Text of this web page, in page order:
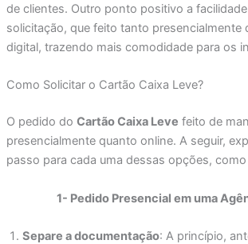
de clientes. Outro ponto positivo a
solicitação, que feito tanto presencialmente
digital, trazendo mais comodidade para os
Como Solicitar o Cartão Caixa Leve?
O pedido do Cartão Caixa Leve feito de
presencialmente quanto online. A seguir,
passo para cada uma dessas opções,
1- Pedido Presencial em uma
Separe a documentação: A princípio,